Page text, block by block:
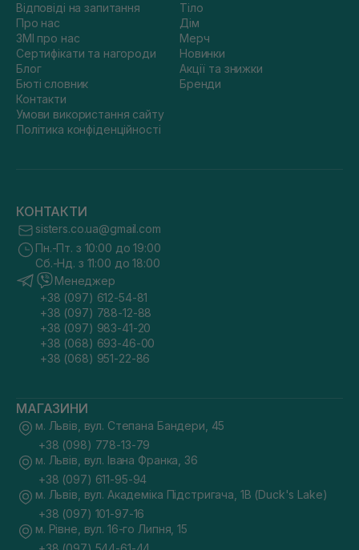
Відповіді на запитання
Про нас
ЗМІ про нас
Сертифікати та нагороди
Блог
Бюті словник
Контакти
Умови використання сайту
Політика конфіденційності
Тіло
Дім
Мерч
Новинки
Акції та знижки
Бренди
КОНТАКТИ
sisters.co.ua@gmail.com
Пн.-Пт. з 10:00 до 19:00
Сб.-Нд. з 11:00 до 18:00
Менеджер
+38 (097) 612-54-81
+38 (097) 788-12-88
+38 (097) 983-41-20
+38 (068) 693-46-00
+38 (068) 951-22-86
МАГАЗИНИ
м. Львів, вул. Степана Бандери, 45
+38 (098) 778-13-79
м. Львів, вул. Івана Франка, 36
+38 (097) 611-95-94
м. Львів, вул. Академіка Підстригача, 1В (Duck's Lake)
+38 (097) 101-97-16
м. Рівне, вул. 16-го Липня, 15